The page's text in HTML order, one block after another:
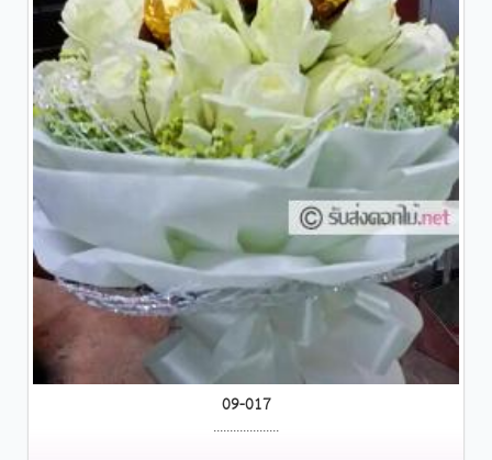
09-017
....................